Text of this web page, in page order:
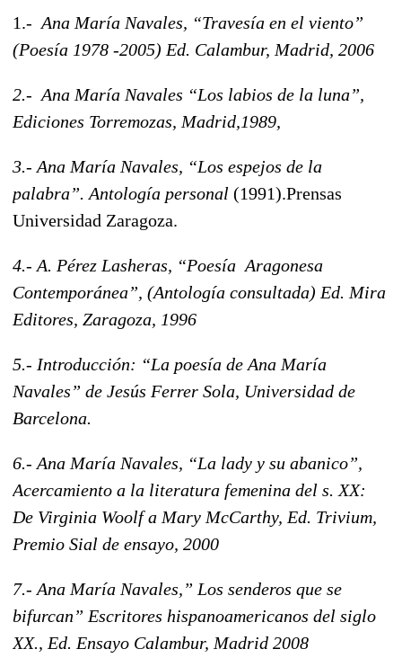
1.- Ana María Navales, “Travesía en el viento”
(Poesía 1978 -2005) Ed. Calambur, Madrid, 2006
2.- Ana María Navales “Los labios de la luna”,
Ediciones Torremozas, Madrid,1989,
3.- Ana María Navales, “Los espejos de la
palabra”. Antología personal (1991).Prensas
Universidad Zaragoza.
4.- A. Pérez Lasheras, “Poesía Aragonesa
Contemporánea”, (Antología consultada) Ed. Mira
Editores, Zaragoza, 1996
5.- Introducción: “La poesía de Ana María
Navales” de Jesús Ferrer Sola, Universidad de
Barcelona.
6.- Ana María Navales, “La lady y su abanico”,
Acercamiento a la literatura femenina del s. XX:
De Virginia Woolf a Mary McCarthy, Ed. Trivium,
Premio Sial de ensayo, 2000
7.- Ana María Navales,” Los senderos que se
bifurcan” Escritores hispanoamericanos del siglo
XX., Ed. Ensayo Calambur, Madrid 2008